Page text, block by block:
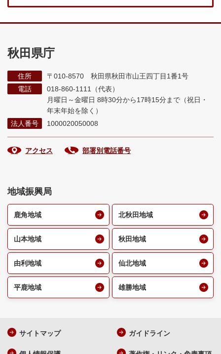
秋田県庁
住所
〒010-8570 秋田県秋田市山王四丁目1番1号
電話
018-860-1111（代表）
月曜日～金曜日 8時30分から17時15分まで （祝日・
年末年始を除く）
法人番号
1000020050008
アクセス 部署別電話番号
地域振興局
鹿角地域 北秋田地域
山本地域 秋田地域
由利地域 仙北地域
平鹿地域 雄勝地域
サイトマップ ガイドライン